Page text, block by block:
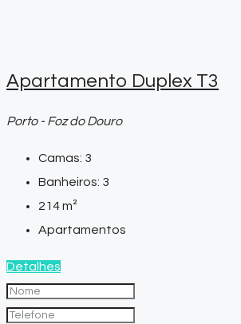
Apartamento Duplex T3
Porto - Foz do Douro
Camas: 3
Banheiros: 3
214m²
Apartamentos
Detalhes